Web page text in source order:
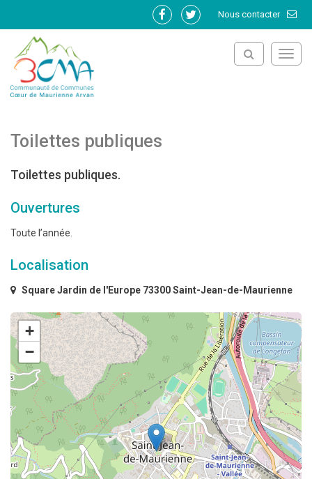
Nous contacter
Lien
Lien
Toilettes publiques
Toilettes publiques.
Ouvertures
Toute l’année.
Localisation
Square Jardin de l'Europe 73300 Saint-Jean-de-Maurienne
+
−